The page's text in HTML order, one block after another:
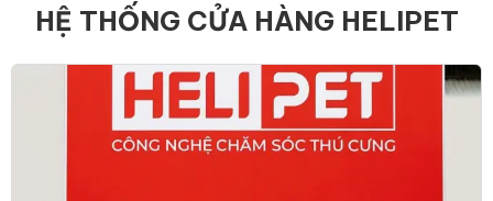
HỆ THỐNG CỬA HÀNG HELIPET